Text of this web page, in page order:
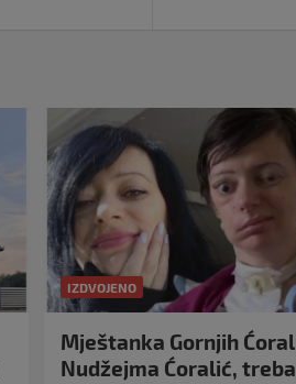
IZDVOJENO
Mještanka Gornjih
Nudžejma Ćoralić,